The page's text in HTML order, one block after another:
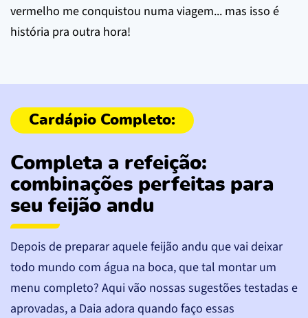
vermelho me conquistou numa viagem... mas isso é
história pra outra hora!
Completa a refeição:
combinações perfeitas para
seu feijão andu
Depois de preparar aquele feijão andu que vai deixar
todo mundo com água na boca, que tal montar um
menu completo? Aqui vão nossas sugestões testadas e
aprovadas, a Daia adora quando faço essas